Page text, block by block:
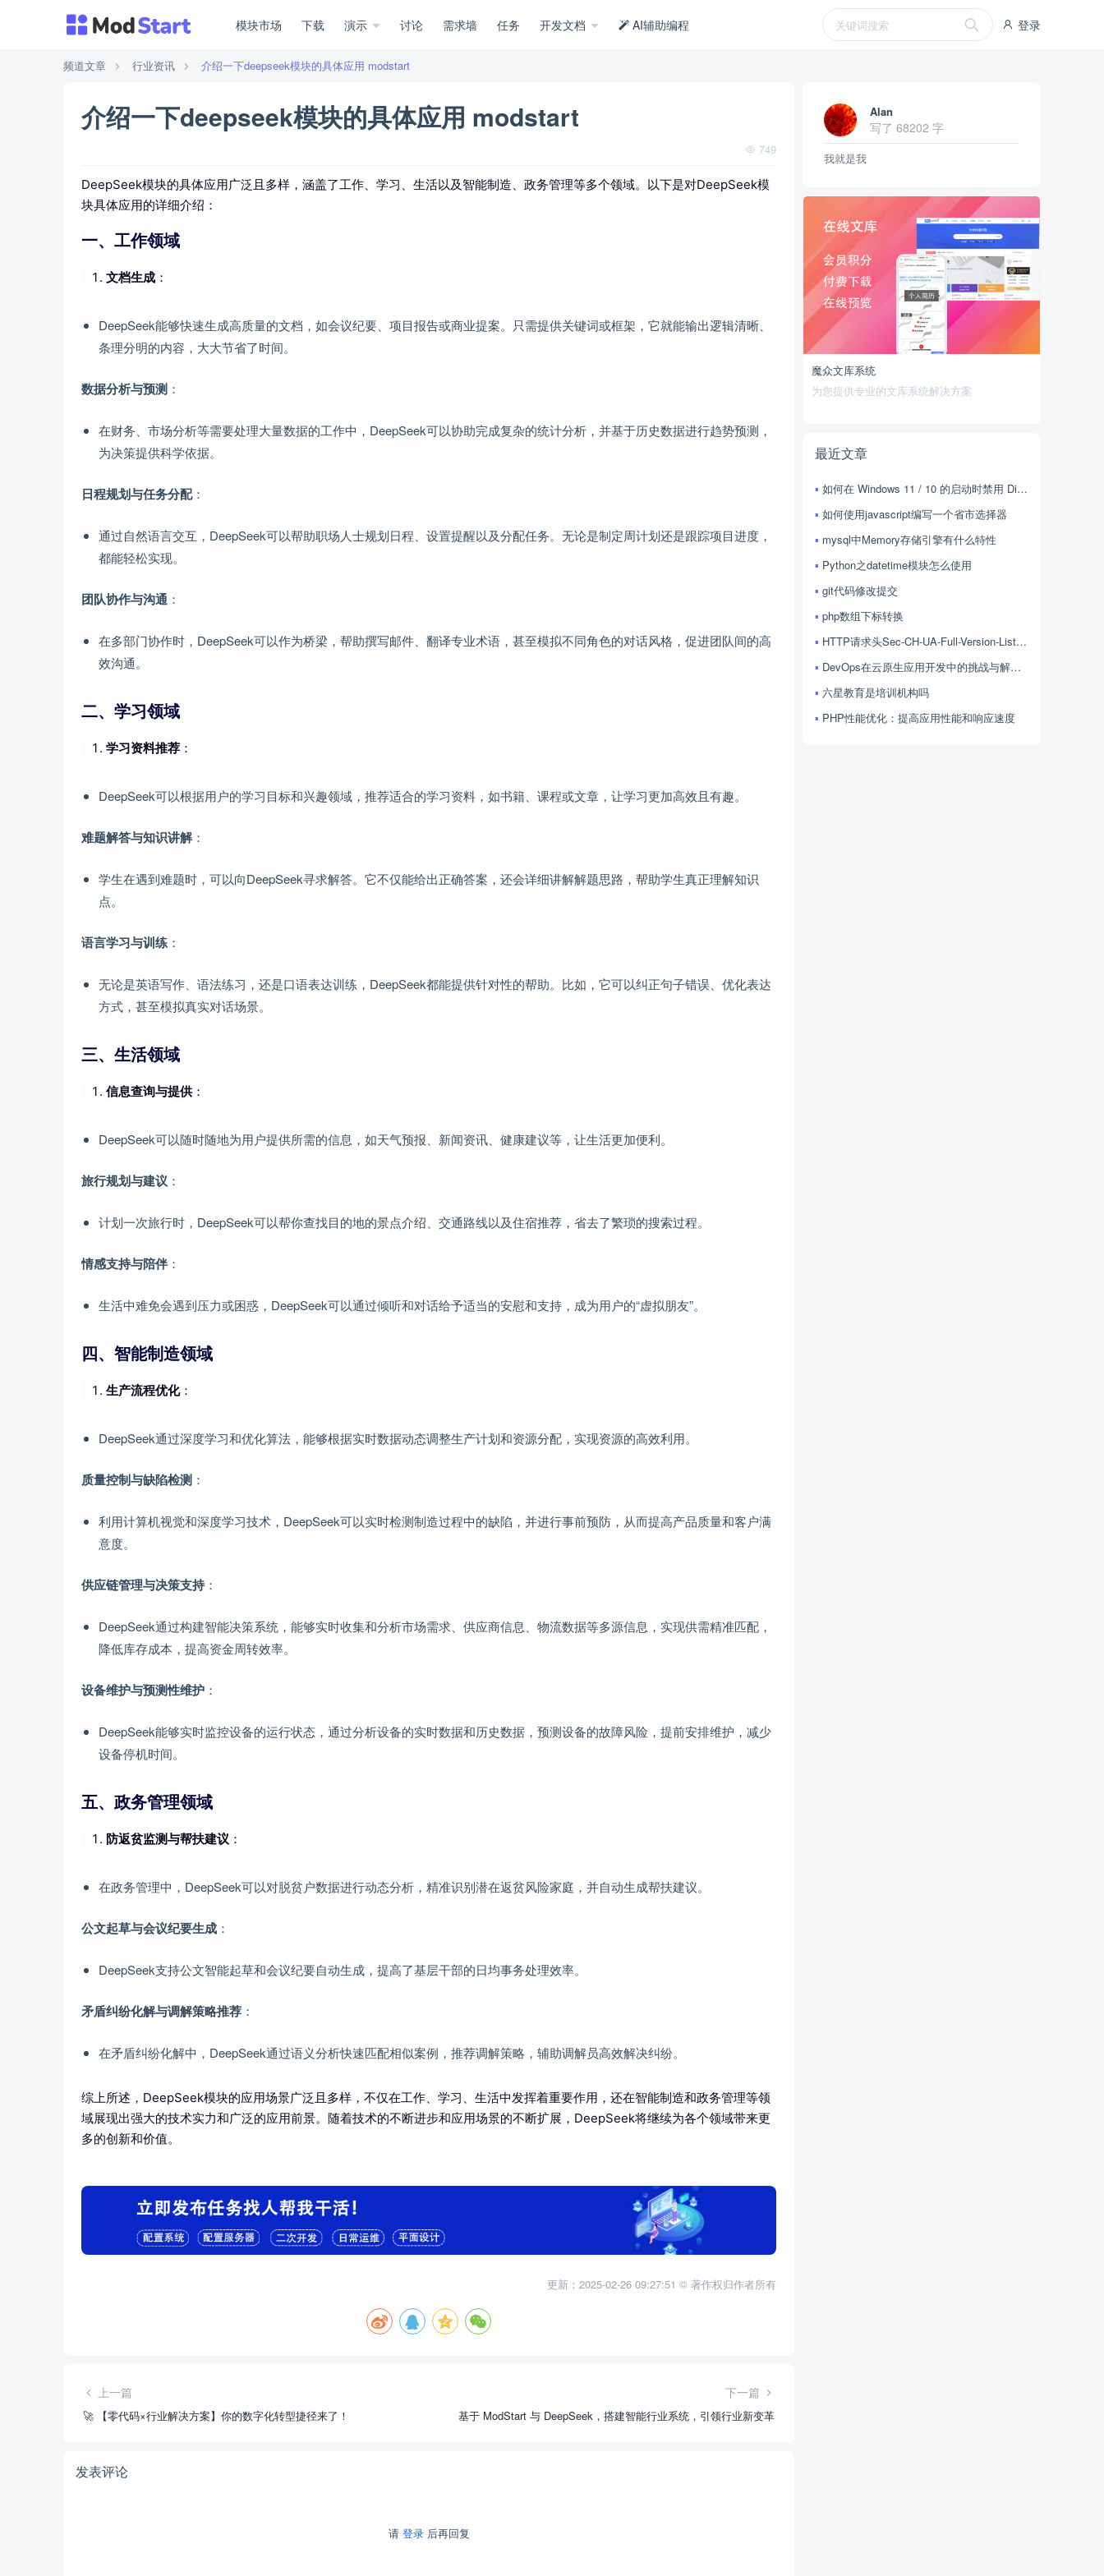
登录
模块市场 下载 演示 讨论 需求墙 任务 开发文档 AI辅助编程
频道文章 行业资讯 介绍一下deepseek模块的具体应用 modstart
介绍一下deepseek模块的具体应用 modstart
749
DeepSeek模块的具体应用广泛且多样，涵盖了工作、学习、生活以及智能制造、政务管理等多个领域。以下是对DeepSeek模
块具体应用的详细介绍：
一、工作领域
文档生成 ：
DeepSeek能够快速生成高质量的文档，如会议纪要、项目报告或商业提案。只需提供关键词或框架，它就能输出逻辑清晰、
条理分明的内容，大大节省了时间。
数据分析与预测 ：
在财务、市场分析等需要处理大量数据的工作中，DeepSeek可以协助完成复杂的统计分析，并基于历史数据进行趋势预测，
为决策提供科学依据。
日程规划与任务分配：
通过自然语言交互，DeepSeek可以帮助职场人士规划日程、设置提醒以及分配任务。无论是制定周计划还是跟踪项目进度，
都能轻松实现。
团队协作与沟通 ：
在多部门协作时，DeepSeek可以作为桥梁，帮助撰写邮件、翻译专业术语，甚至模拟不同角色的对话风格，促进团队间的高
效沟通。
二、学习领域
学习资料推荐 ：
DeepSeek可以根据用户的学习目标和兴趣领域，推荐适合的学习资料，如书籍、课程或文章，让学习更加高效且有趣。
难题解答与知识讲解：
学生在遇到难题时，可以向DeepSeek寻求解答。它不仅能给出正确答案，还会详细讲解解题思路，帮助学生真正理解知识
点。
语言学习与训练 ：
无论是英语写作、语法练习，还是口语表达训练，DeepSeek都能提供针对性的帮助。比如，它可以纠正句子错误、优化表达
方式，甚至模拟真实对话场景。
三、生活领域
信息查询与提供：
DeepSeek可以随时随地为用户提供所需的信息，如天气预报、新闻资讯、健康建议等，让生活更加便利。
旅行规划与建议 ：
计划一次旅行时，DeepSeek可以帮你查找目的地的景点介绍、交通路线以及住宿推荐，省去了繁琐的搜索过程。
情感支持与陪伴 ：
生活中难免会遇到压力或困惑，DeepSeek可以通过倾听和对话给予适当的安慰和支持，成为用户的“虚拟朋友”。
四、智能制造领域
生产流程优化：
DeepSeek通过深度学习和优化算法，能够根据实时数据动态调整生产计划和资源分配，实现资源的高效利用。
质量控制与缺陷检测 ：
利用计算机视觉和深度学习技术，DeepSeek可以实时检测制造过程中的缺陷，并进行事前预防，从而提高产品质量和客户满
意度。
供应链管理与决策支持：
DeepSeek通过构建智能决策系统，能够实时收集和分析市场需求、供应商信息、物流数据等多源信息，实现供需精准匹配，
降低库存成本，提高资金周转效率。
设备维护与预测性维护 ：
DeepSeek能够实时监控设备的运行状态，通过分析设备的实时数据和历史数据，预测设备的故障风险，提前安排维护，减少
设备停机时间。
五、政务管理领域
防返贫监测与帮扶建议 ：
在政务管理中，DeepSeek可以对脱贫户数据进行动态分析，精准识别潜在返贫风险家庭，并自动生成帮扶建议。
公文起草与会议纪要生成 ：
DeepSeek支持公文智能起草和会议纪要自动生成，提高了基层干部的日均事务处理效率。
矛盾纠纷化解与调解策略推荐 ：
在矛盾纠纷化解中，DeepSeek通过语义分析快速匹配相似案例，推荐调解策略，辅助调解员高效解决纠纷。
综上所述，DeepSeek模块的应用场景广泛且多样，不仅在工作、学习、生活中发挥着重要作用，还在智能制造和政务管理等领
域展现出强大的技术实力和广泛的应用前景。随着技术的不断进步和应用场景的不断扩展，DeepSeek将继续为各个领域带来更
多的创新和价值。
更新：2025-02-26 09:27:51 © 著作权归作者所有
上一篇
🚀 【零代码×行业解决方案】你的数字化转型捷径来了！
下一篇
基于 ModStart 与 DeepSeek，搭建智能行业系统，引领行业新变革
发表评论
请 登录后再回复
Alan
写了 68202 字
我就是我
魔众文库系统
为您提供专业的文库系统解决方案
最近文章
如何在 Windows 11 / 10 的启动时禁用 Discord？
如何使用javascript编写一个省市选择器
mysql中Memory存储引擎有什么特性
Python之datetime模块怎么使用
git代码修改提交
php数组下标转换
HTTP请求头Sec-CH-UA-Full-Version-List的用法
DevOps在云原生应用开发中的挑战与解决方案探讨
六星教育是培训机构吗
PHP性能优化：提高应用性能和响应速度